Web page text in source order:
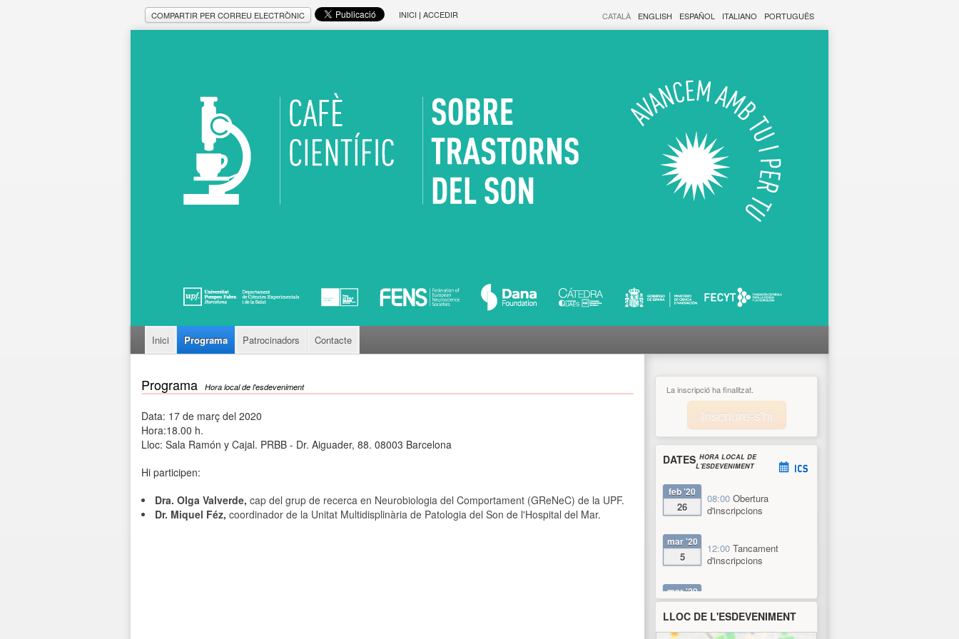
COMPARTIR PER CORREU ELECTRÒNIC INICI | ACCEDIR CATALÀ ENGLISH ESPAÑOL ITALIANO PORTUGUÊS
Inici Programa Patrocinadors Contacte
Programa Hora local de l'esdeveniment
Data: 17 de març del 2020
Hora:18.00 h.
Lloc: Sala Ramón y Cajal. PRBB - Dr. Aiguader, 88. 08003 Barcelona
Hi participen:
Dra. Olga Valverde, cap del grup de recerca en Neurobiologia del Comportament (GReNeC) de la UPF.
Dr. Miquel Féz, coordinador de la Unitat Multidisplinària de Patologia del Son de l'Hospital del Mar.
La inscripció ha finalitzat.
Inscriure-s'hi
DATES HORA LOCAL DE
L'ESDEVENIMENT
feb'20
26
08:00 Obertura
d'inscripcions
mar'20
5
12:00 Tancament
d'inscripcions
mar'20
17
18:00Data d'inici
LLOC DE L'ESDEVENIMENT